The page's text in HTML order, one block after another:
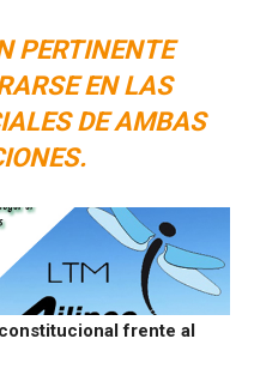
PERTINENTE
EN LAS
DE AMBAS
frente al